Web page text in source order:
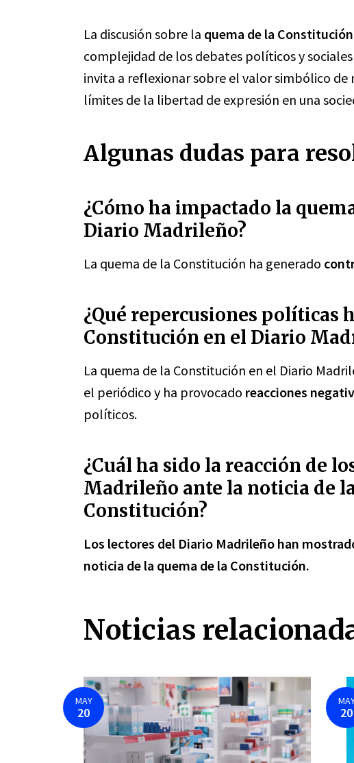
La discusión sobre la quema de la Constitución
complejidad de los debates políticos y
invita a reflexionar sobre el valor simbólico de
límites de la libertad de expresión en una
Algunas dudas para
¿Cómo ha impactado la
Diario Madrileño?
La quema de la Constitución ha generado
¿Qué repercusiones políticas
Constitución en el Diario
La quema de la Constitución en el Diario
el periódico y ha provocado reacciones
políticos.
¿Cuál ha sido la reacción de
Madrileño ante la noticia de
Constitución?
Los lectores del Diario Madrileño han
noticia de la quema de la Constitución.
Noticias
MAY
20 20